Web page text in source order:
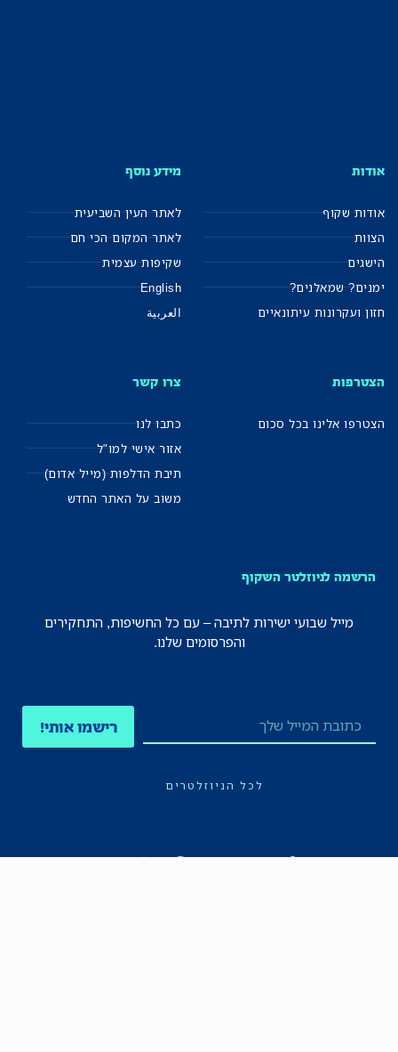
אודות
אודות שקוף
הצוות
הישגים
ימנים? שמאלנים?
חזון ועקרונות עיתונאיים
מידע נוסף
לאתר העין השביעית
לאתר המקום הכי חם
שקיפות עצמית
English
العربية
הצטרפות
הצטרפו אלינו בכל סכום
צרו קשר
כתבו לנו
אזור אישי למו"ל
תיבת הדלפות (מייל אדום)
משוב על האתר החדש
הרשמה לניוזלטר השקוף
מייל שבועי ישירות לתיבה – עם כל החשיפות, התחקירים
והפרסומים שלנו.
רישמו אותי!
לכל הניוזלטרים